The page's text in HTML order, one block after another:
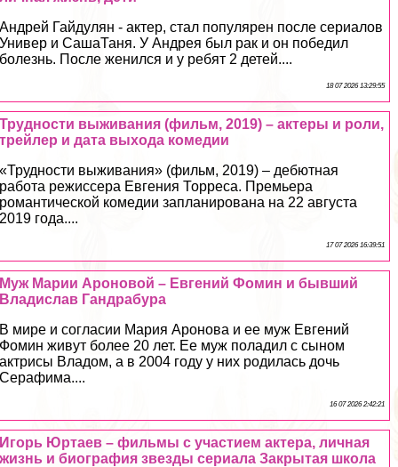
Андрей Гайдулян - актер, стал популярен после сериалов
Универ и СашаТаня. У Андрея был paк и он победил
болезнь. После женился и у ребят 2 детей....
18 07 2026 13:29:55
Трудности выживания (фильм, 2019) – актеры и роли,
трейлер и дата выхода комедии
«Трудности выживания» (фильм, 2019) – дебютная
работа режиссера Евгения Торреса. Премьера
романтической комедии запланирована на 22 августа
2019 года....
17 07 2026 16:39:51
Муж Марии Ароновой – Евгений Фомин и бывший
Владислав Гандpaбура
В мире и согласии Мария Аронова и ее муж Евгений
Фомин живут более 20 лет. Ее муж поладил с сыном
актрисы Владом, а в 2004 году у них родилась дочь
Серафима....
16 07 2026 2:42:21
Игорь Юртаев – фильмы с участием актера, личная
жизнь и биография звезды сериала Закрытая школа